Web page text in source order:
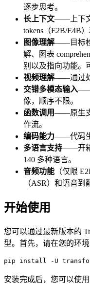
逐步思考。
长上下文——上下
tokens（E2B/E4B
图像理解——目标检
解、图表
别以及指向功能。
视频理解——通过处
交错多模态输入——
像，顺序不限。
函数调用——原生支
作流。
编码能力——代码生
多语言支持——开箱
140 多种语言。
音频功能 （仅限
（ASR）和语音到
开始使用
您可以通过最新版本的
型。首先，请在您的环
pip install -U
安装完成后，您可以使